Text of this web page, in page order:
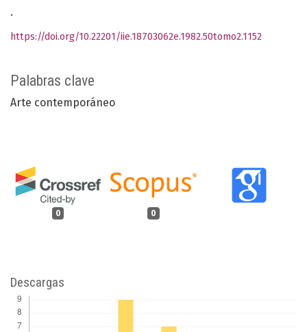
Palabras clave
Arte contemporáneo
0 0
.
https://doi.org/10.22201/iie.18703062e.1982.50tomo2.1152
Descargas